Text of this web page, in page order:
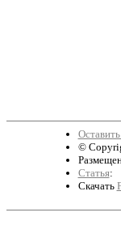
©
Статья:
Скачать